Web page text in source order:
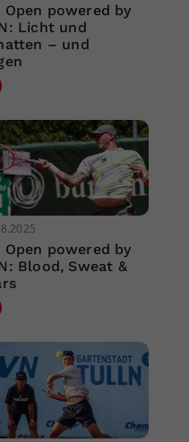
Open powered by
Licht und
– und
Open powered by
Blood, Sweat &